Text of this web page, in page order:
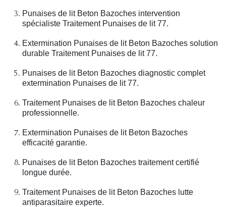
Punaises de lit Beton Bazoches intervention
spécialiste Traitement Punaises de lit 77.
Extermination Punaises de lit Beton Bazoches solution
durable Traitement Punaises de lit 77.
Punaises de lit Beton Bazoches diagnostic complet
extermination Punaises de lit 77.
Traitement Punaises de lit Beton Bazoches chaleur
professionnelle.
Extermination Punaises de lit Beton Bazoches
efficacité garantie.
Punaises de lit Beton Bazoches traitement certifié
longue durée.
Traitement Punaises de lit Beton Bazoches lutte
antiparasitaire experte.